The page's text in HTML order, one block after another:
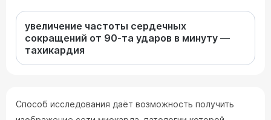
увеличение частоты сердечных
сокращений от 90-та ударов в минуту —
тахикардия
Способ исследования даёт возможность получить